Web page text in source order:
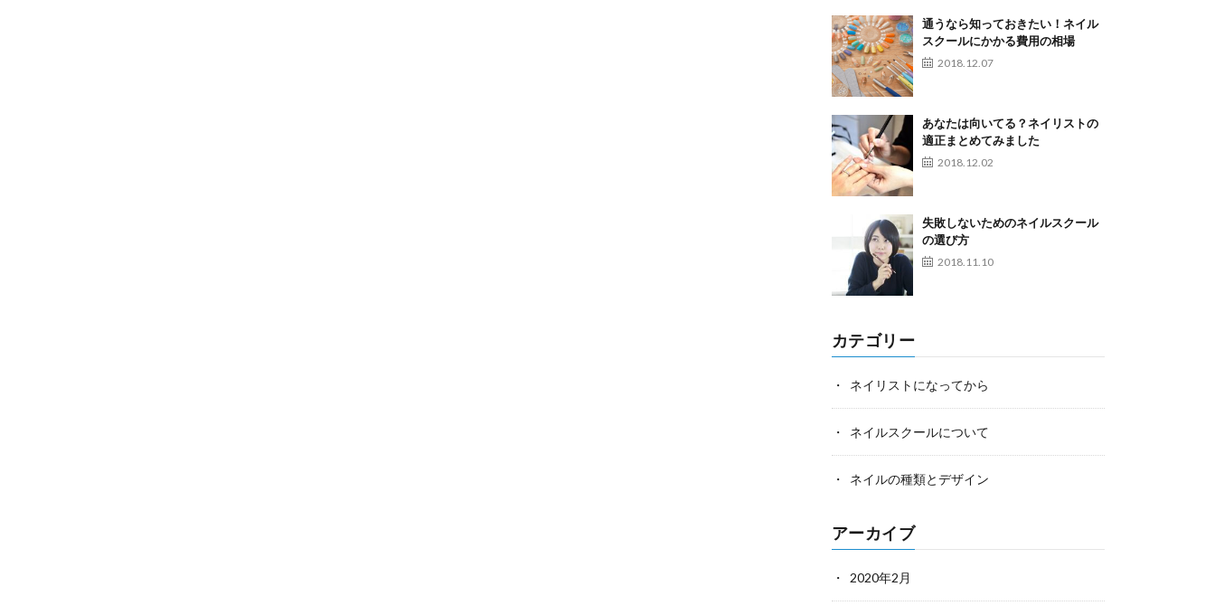
通うなら知っておきたい！ネイル
スクールにかかる費用の相場
2018.12.07
あなたは向いてる？ネイリストの
適正まとめてみました
2018.12.02
失敗しないためのネイルスクール
の選び方
2018.11.10
カテゴリー
ネイリストになってから
ネイルスクールについて
ネイルの種類とデザイン
アーカイブ
2020年2月